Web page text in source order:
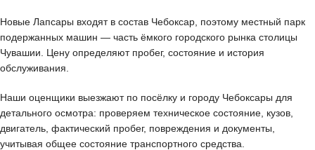
Новые Лапсары входят в состав Чебоксар, поэтому местный парк
подержанных машин — часть ёмкого городского рынка столицы
Чувашии. Цену определяют пробег, состояние и история
обслуживания.
Наши оценщики выезжают по посёлку и городу Чебоксары для
детального осмотра: проверяем техническое состояние, кузов,
двигатель, фактический пробег, повреждения и документы,
учитывая общее состояние транспортного средства.